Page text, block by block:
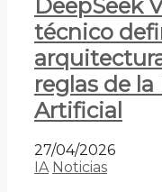
DeepSeek
técnico
reglas de
Artificial
27/04/2026
IA Noticias